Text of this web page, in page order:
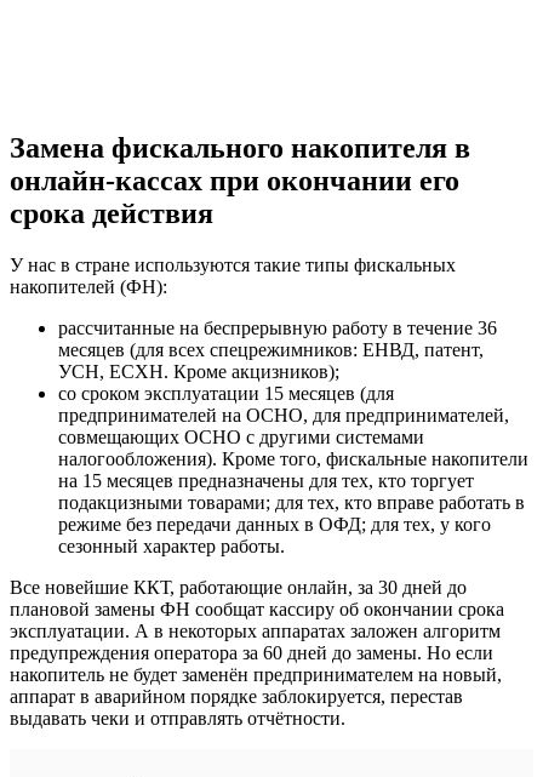
Замена фискального накопителя в
онлайн-кассах при окончании его
срока действия
У нас в стране используются такие типы фискальных
накопителей (ФН):
рассчитанные на беспрерывную работу в течение 36
месяцев (для всех спецрежимников: ЕНВД, патент,
УСН, ЕСХН. Кроме акцизников);
со сроком эксплуатации 15 месяцев (для
предпринимателей на ОСНО, для предпринимателей,
совмещающих ОСНО с другими системами
налогообложения). Кроме того, фискальные накопители
на 15 месяцев предназначены для тех, кто торгует
подакцизными товарами; для тех, кто вправе работать в
режиме без передачи данных в ОФД; для тех, у кого
сезонный характер работы.
Все новейшие ККТ, работающие онлайн, за 30 дней до
плановой замены ФН сообщат кассиру об окончании срока
эксплуатации. А в некоторых аппаратах заложен алгоритм
предупреждения оператора за 60 дней до замены. Но если
накопитель не будет заменён предпринимателем на новый,
аппарат в аварийном порядке заблокируется, перестав
выдавать чеки и отправлять отчётности.